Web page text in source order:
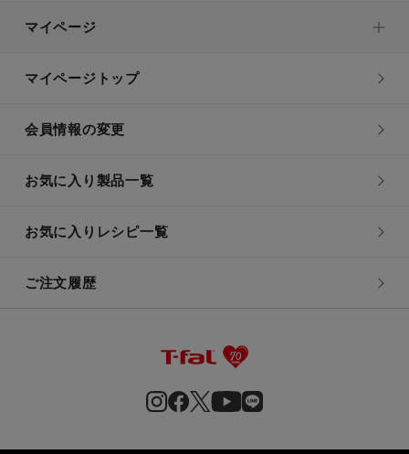
マイページ
マイページトップ
会員情報の変更
お気に入り製品一覧
お気に入りレシピ一覧
ご注文履歴